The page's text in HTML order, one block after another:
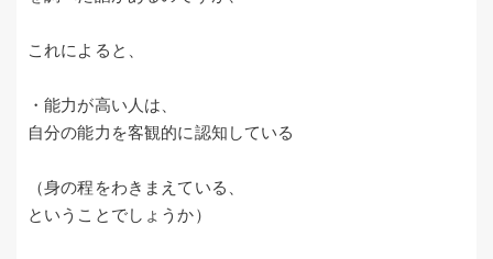
これによると、
・能力が高い人は、
自分の能力を客観的に認知している
（身の程をわきまえている、
ということでしょうか）